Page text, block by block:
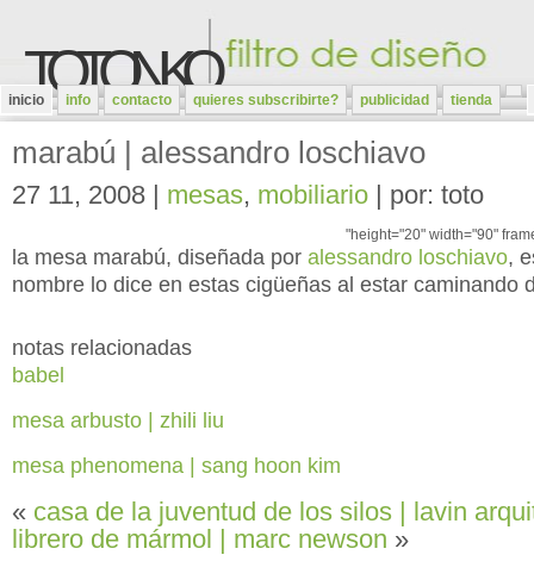
TOTONKO
inicio info contacto quieres subscribirte? publicidad tienda
marabú | alessandro loschiavo
27 11, 2008 | mesas, mobiliario | por: toto
"height="20" width="90"
la mesa marabú, diseñada por alessandro loschiavo,
nombre lo dice en estas cigüeñas al estar caminando
notas relacionadas
babel
mesa arbusto | zhili liu
mesa phenomena | sang hoon kim
« casa de la juventud de los silos | lavin
librero de mármol | marc newson »